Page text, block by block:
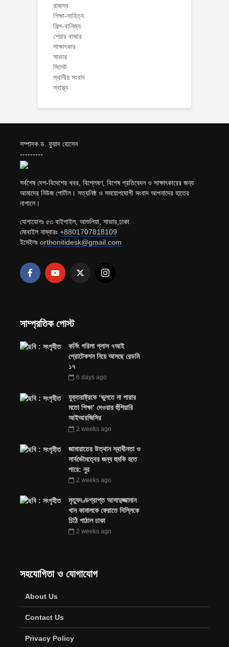
রাজস্ব
শিক্ষা-সাহিত্য
শিল্প-বানিজ্য
শেয়ার বাজার
সাক্ষাৎকার
সাভার
সিলেট
স্থানীয় সংবাদ
স্বাস্থ্য
সম্পাদক ড. ফুয়াদ হোসেন
---------
সর্বশেষ দেশ-বিদেশের খবর, বিশ্লেষণ, বিশেষ প্রতিবেদন ও সাক্ষাৎকারের জন্য
আমাদের নিউজ পোর্টাল। সত্যনিষ্ঠ ও সময়োপযোগী সংবাদ আপনাদের হাতের
নাগালে।
যোগাযোগঃ ৫৩ বাইপাইল, আশুলিয়া, সাভার,ঢাকা
মোবাইল নাম্বারঃ +8801707818109
ইমেইলঃ orthonitidesk@gmail.com
সাম্প্রতিক পোস্ট
কর্নিং গরিলা গ্লাস ৭আই
প্রোটেকশন নিয়ে আসছে রেডমি
১৭
6 days ago
যুক্তরাষ্ট্রকে ‘ভুলতে না পারার
মতো শিক্ষা’ দেওয়ার হুঁশিয়ারি
আইআরজিসির
2 weeks ago
জামায়াতের উত্থান স্বাধীনতা ও
সার্বভৌমত্বের জন্য হুমকি হতে
পারে: নুর
2 weeks ago
মৃত্যুদণ্ডপ্রাপ্ত আসাদুজ্জামান
খান কামালকে ফেরাতে দিল্লিকে
চিঠি পাঠাল ঢাকা
2 weeks ago
সহযোগিতা ও যোগাযোগ
About Us
Contact Us
Privacy Policy